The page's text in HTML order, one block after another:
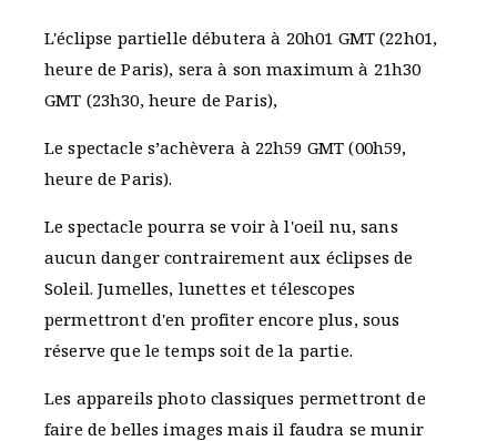
L'éclipse partielle débutera à 20h01 GMT (22h01,
heure de Paris), sera à son maximum à 21h30
GMT (23h30, heure de Paris),
Le spectacle s’achèvera à 22h59 GMT (00h59,
heure de Paris).
Le spectacle pourra se voir à l'oeil nu, sans
aucun danger contrairement aux éclipses de
Soleil. Jumelles, lunettes et télescopes
permettront d'en profiter encore plus, sous
réserve que le temps soit de la partie.
Les appareils photo classiques permettront de
faire de belles images mais il faudra se munir